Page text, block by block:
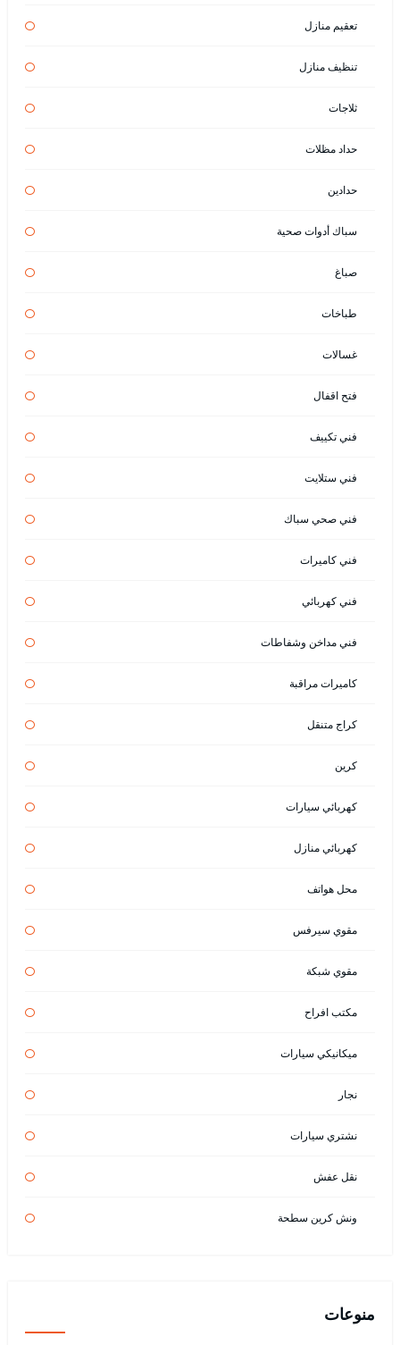
تعقيم منازل
تنظيف منازل
ثلاجات
حداد مظلات
حدادين
سباك أدوات صحية
صباغ
طباخات
غسالات
فتح اقفال
فني تكييف
فني ستلايت
فني صحي سباك
فني كاميرات
فني كهربائي
فني مداخن وشفاطات
كاميرات مراقبة
كراج متنقل
كرين
كهربائي سيارات
كهربائي منازل
محل هواتف
مقوي سيرفس
مقوي شبكة
مكتب افراح
ميكانيكي سيارات
نجار
نشتري سيارات
نقل عفش
ونش كرين سطحة
منوعات